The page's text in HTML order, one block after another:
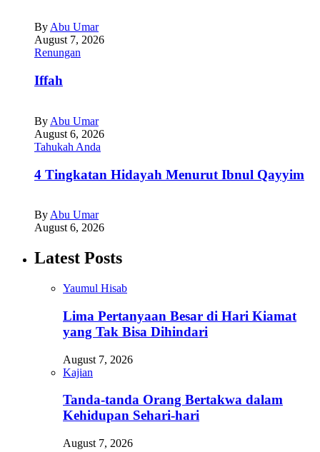
ByAbu Umar
August 7, 2026
Renungan
Iffah
By Abu Umar
August 6, 2026
Tahukah Anda
4 Tingkatan Hidayah Menurut Ibnul Qayyim
By Abu Umar
August 6, 2026
Latest Posts
Yaumul Hisab
Lima Pertanyaan Besar di Hari Kiamat
yang Tak Bisa Dihindari
August 7, 2026
Kajian
Tanda-tanda Orang Bertakwa dalam
Kehidupan Sehari-hari
August 7, 2026